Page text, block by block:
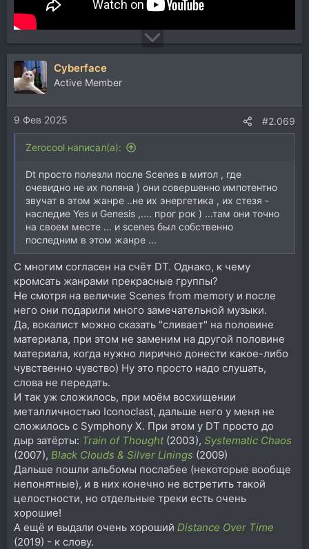
Cyberface
Active Member
9 Фев 2025 #2.069
Zerocool написал(а):
Dt просто полезли после Scenes в митол , где
очевидно не их поляна ) они совершенно импотентно
звучат в этом жанре ..не их энергетика , их стезя -
наследие Yes и Genesis ,.... прог рок ) ...там они точно
на своем месте ... и scenes был собственно
последним в этом жанре ...
С многим согласен на счёт DT. Однако, к чему
кромсать жанрами прекрасные группы?
Не смотря на величие Scenes from memory и после
него они подарили много замечательной музыки.
Да, вокалист можно сказать "сливает" на половине
материала, при этом не заменим на другой половине
материала, когда нужно лирично донести какое-либо
чувственно чувство) Ну это просто надо слушать,
слова не передать.
И так уж сложилось, при моём восхищении
металличностью Iconoclast, дальше него у меня не
сложилось с Symphony X. При этом у DT просто до
дыр затёрты: Train of Thought(2003), Systematic Chaos
(2007), Black Clouds & Silver Linings (2009)
Дальше пошли альбомы послабее (некоторые вообще
непонятные), и в них конечно не встретить такой
целостности, но отдельные треки есть очень
хорошие!
А ещё и выдали очень хороший Distance Over Time
(2019) - к слову.